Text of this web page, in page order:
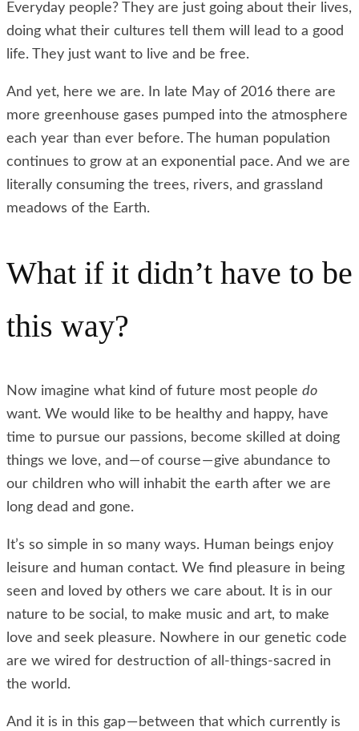
Everyday people? They are just going about their lives,
doing what their cultures tell them will lead to a good
life. They just want to live and be free.
And yet, here we are. In late May of 2016 there are
more greenhouse gases pumped into the atmosphere
each year than ever before. The human population
continues to grow at an exponential pace. And we are
literally consuming the trees, rivers, and grassland
meadows of the Earth.
What if it didn’t have to be
this way?
Now imagine what kind of future most people do
want. We would like to be healthy and happy, have
time to pursue our passions, become skilled at doing
things we love, and — of course — give abundance to
our children who will inhabit the earth after we are
long dead and gone.
It’s so simple in so many ways. Human beings enjoy
leisure and human contact. We find pleasure in being
seen and loved by others we care about. It is in our
nature to be social, to make music and art, to make
love and seek pleasure. Nowhere in our genetic code
are we wired for destruction of all-things-sacred in
the world.
And it is in this gap — between that which currently is